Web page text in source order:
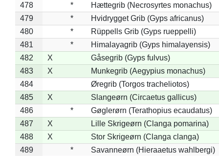
478
*
Hættegrib (Necrosyrtes monachus)
479
*
Hvidrygget Grib (Gyps africanus)
480
*
Rüppells Grib (Gyps rueppelli)
481
*
Himalayagrib (Gyps himalayensis)
482
X
Gåsegrib (Gyps fulvus)
483
X
Munkegrib (Aegypius monachus)
484
Øregrib (Torgos tracheliotos)
485
X
Slangeørn (Circaetus gallicus)
486
*
Gøglerørn (Terathopius ecaudatus)
487
X
Lille Skrigeørn (Clanga pomarina)
488
X
Stor Skrigeørn (Clanga clanga)
489
*
Savanneørn (Hieraaetus wahlbergi)